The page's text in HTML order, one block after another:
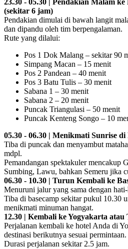
23.30 - 05.30 | Pendakian Malam
(sekitar 6 jam)
Pendakian dimulai di bawah langit
dan dipandu oleh tim berpengalaman.
Rute yang dilalui:
Pos 1 Dok Malang – sekitar 90
Simpang Macan – 15 menit
Pos 2 Pandean – 40 menit
Pos 3 Batu Tulis – 30 menit
Sabana 1 – 30 menit
Sabana 2 – 20 menit
Puncak Triangulasi – 50 menit
Puncak Kenteng Songo – 10
05.30 - 06.30 | Menikmati Sunrise
Tiba di puncak dan menyambut
mdpl.
Pemandangan spektakuler mencakup
Sumbing, Lawu, bahkan Semeru jika
06.30 - 10.30 | Turun Kembali ke
Menuruni jalur yang sama dengan
Tiba di basecamp sekitar pukul 10.30
menikmati minuman hangat.
12.30 | Kembali ke Yogyakarta
Perjalanan kembali ke hotel Anda di
destinasi berikutnya sesuai permintaan.
Durasi perjalanan sekitar 2.5 jam.